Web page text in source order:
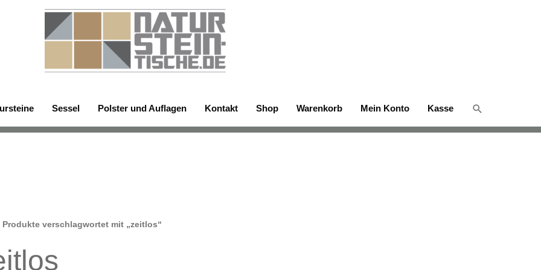
Sessel Polster und Auflagen Kontakt Shop Warenkorb Mein Konto Kasse Suchen
verschlagwortet mit „zeitlos“